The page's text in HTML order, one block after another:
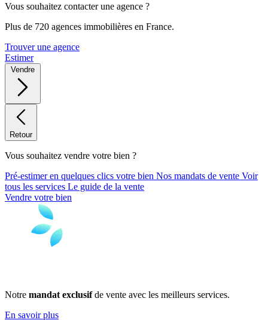
Vous souhaitez contacter une agence ?
Plus de 720 agences immobilières en France.
Trouver une agence
Estimer
Vendre
Retour
Vous souhaitez vendre votre bien ?
Pré-estimer en quelques clics votre bien Nos mandats de vente Voir
tous les services Le guide de la vente
Vendre votre bien
Notre mandat exclusifde vente avec les meilleurs services.
En savoir plus